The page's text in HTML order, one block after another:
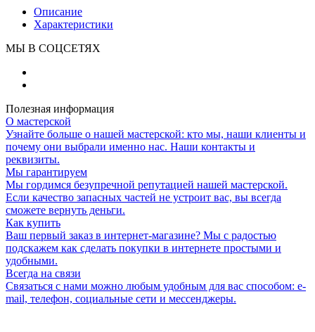
Описание
Характеристики
МЫ В СОЦСЕТЯХ
Полезная информация
О мастерской
Узнайте больше о нашей мастерской: кто мы, наши клиенты и
почему они выбрали именно нас. Наши контакты и
реквизиты.
Мы гарантируем
Мы гордимся безупречной репутацией нашей мастерской.
Если качество запасных частей не устроит вас, вы всегда
сможете вернуть деньги.
Как купить
Ваш первый заказ в интернет-магазине? Мы с радостью
подскажем как сделать покупки в интернете простыми и
удобными.
Всегда на связи
Связаться с нами можно любым удобным для вас способом: e-
mail, телефон, социальные сети и мессенджеры.